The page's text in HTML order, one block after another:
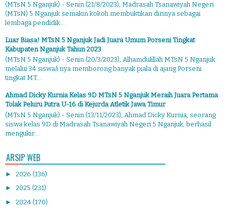
(MTsN 5 Nganjuk) - Senin (21/8/2023), Madrasah Tsanawiyah Negeri
(MTsN) 5 Nganjuk semakin kokoh membuktikan dirinya sebagai
lembaga pendidik...
Luar Biasa! MTsN 5 Nganjuk Jadi Juara Umum Porseni Tingkat
Kabupaten Nganjuk Tahun 2023
(MTsN 5 Nganjuk) - Senin (20/3/2023), Alhamdulillah MTsN 5 Nganjuk
melalui 34 siswa/i nya memborong banyak piala di ajang Porseni
tingkat MT...
Ahmad Dicky Kurnia Kelas 9D MTsN 5 Nganjuk Meraih Juara Pertama
Tolak Peluru Putra U-16 di Kejurda Atletik Jawa Timur
(MTsN 5 Nganjuk) - Senin (13/11/2023), Ahmad Dicky Kurnia, seorang
siswa kelas 9D di Madrasah Tsanawiyah Negeri 5 Nganjuk, berhasil
mengukir...
ARSIP WEB
► 2026 (136)
► 2025 (231)
► 2024 (170)